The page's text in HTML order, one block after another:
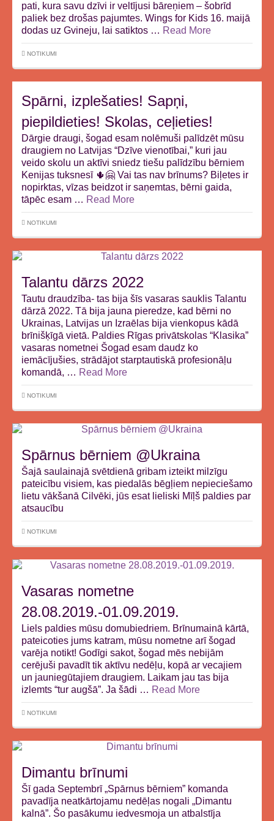
pati, kura savu dzīvi ir veltījusi bāreņiem – šobrīd
paliek bez drošas pajumtes. Wings for Kids 16. maijā
dodas uz Gvineju, lai satiktos … Read More
NOTIKUMI
Spārni, izplešaties! Sapņi,
piepildieties! Skolas, ceļieties!
Dārgie draugi, šogad esam nolēmuši palīdzēt mūsu
draugiem no Latvijas “Dzīve vienotībai,” kuri jau
veido skolu un aktīvi sniedz tiešu palīdzību bērniem
Kenijas tuksnesī 🌵🤗 Vai tas nav brīnums? Biļetes ir
nopirktas, vīzas beidzot ir saņemtas, bērni gaida,
tāpēc esam … Read More
NOTIKUMI
Talantu dārzs 2022
Tautu draudzība- tas bija šīs vasaras sauklis Talantu
dārzā 2022. Tā bija jauna pieredze, kad bērni no
Ukrainas, Latvijas un Izraēlas bija vienkopus kādā
brīnišķīgā vietā. Paldies Rīgas privātskolas “Klasika”
vasaras nometnei Šogad esam daudz ko
iemācījušies, strādājot starptautiskā profesionāļu
komandā, … Read More
NOTIKUMI
Spārnus bērniem @Ukraina
Šajā saulainajā svētdienā gribam izteikt milzīgu
pateicību visiem, kas piedalās bēgļiem nepieciešamo
lietu vākšanā Cilvēki, jūs esat lieliski Mīļš paldies par
atsaucību
NOTIKUMI
Vasaras nometne
28.08.2019.-01.09.2019.
Liels paldies mūsu domubiedriem. Brīnumainā kārtā,
pateicoties jums katram, mūsu nometne arī šogad
varēja notikt! Godīgi sakot, šogad mēs nebijām
cerējuši pavadīt tik aktīvu nedēļu, kopā ar vecajiem
un jauniegūtajiem draugiem. Laikam jau tas bija
izlemts “tur augšā”. Ja šādi … Read More
NOTIKUMI
Dimantu brīnumi
Šī gada Septembrī „Spārnus bērniem” komanda
pavadīja neatkārtojamu nedēļas nogali „Dimantu
kalnā”. Šo pasākumu iedvesmoja un atbalstīja